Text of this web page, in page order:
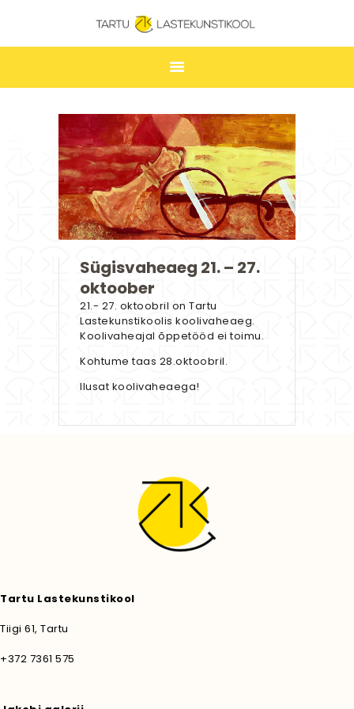
TARTU LASTEKUNSTIKOOL
ESILEHT
UUDISED
ÕPPIMINE
TUNNIPLAAN
LASTEKUNSTIKOOL
KONTAKT
STUUDIUM
Sügisvaheaeg 21. – 27.
oktoober
21.- 27. oktoobril on Tartu
Lastekunstikoolis koolivaheaeg.
Koolivaheajal õppetööd ei toimu.
Kohtume taas 28.oktoobril.
Ilusat koolivaheaega!
Tartu Lastekunstikool
Tiigi 61, Tartu
+372 7361 575